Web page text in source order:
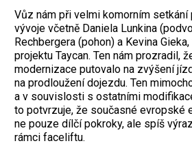
Vůz nám při velmi komorním
vývoje včetně Daniela ­Lunkina
Rechbergera (pohon) a Kevina
projektu Taycan. Ten nám prozradil,
modernizace putovalo na zvýšení
na prodloužení dojezdu. Ten
a v souvislosti s ostatními
to potvrzuje, že současné evropské
ne pouze dílčí pokroky, ale spíš
rámci faceliftu.